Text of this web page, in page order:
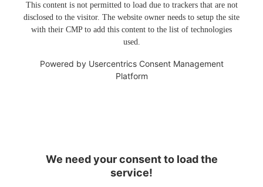
This content is not permitted to load due to trackers that are not
disclosed to the visitor. The website owner needs to setup the site
with their CMP to add this content to the list of technologies
used.
Powered by Usercentrics Consent Management
Platform
We need your consent to load the
service!